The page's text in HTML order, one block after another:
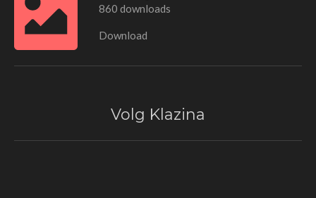
860 downloads
Download
Volg Klazina